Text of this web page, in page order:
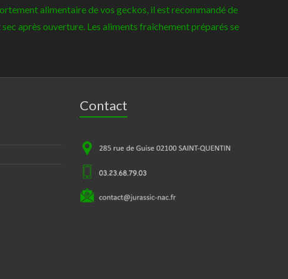
alimentaire de vos geckos, il est recommandé de
après ouverture. Les aliments fraîchement préparés se
Contact